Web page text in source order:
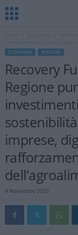
ECONOMIA REGIONE
Recovery
Regione
imprese,
4 Novembre 2020